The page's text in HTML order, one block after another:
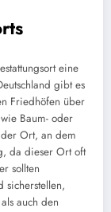
eine
gibt es
Friedhöfen über
Baum- oder
Ort, an dem
da dieser Ort oft
sollten
sicherstellen,
auch den